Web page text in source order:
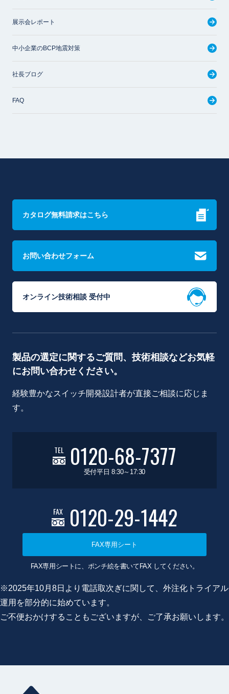
展示会レポート
中小企業のBCP地震対策
社長ブログ
FAQ
カタログ無料請求はこちら
お問い合わせフォーム
オンライン技術相談 受付中
製品の選定に関するご質問、技術相談などお気軽
にお問い合わせください。
経験豊かなスイッチ開発設計者が直接ご相談に応じま
す。
TEL 0120-68-7377
受付平日 8:30～17:30
FAX 0120-29-1442
FAX専用シート
FAX専用シートに、ポンチ絵を書いてFAX してください。
※2025年10月8日より電話取次ぎに関して、外注化トライアル
運用を部分的に始めています。
ご不便おかけすることもございますが、ご了承お願いします。